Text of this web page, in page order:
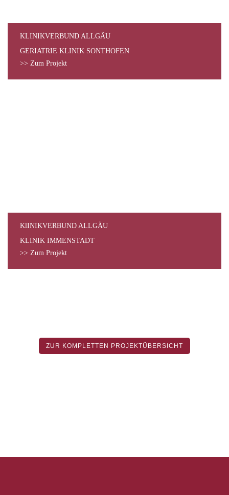
KLINIKVERBUND ALLGÄU
GERIATRIE KLINIK SONTHOFEN
>> Zum Projekt
KlINIKVERBUND ALLGÄU
KLINIK IMMENSTADT
>> Zum Projekt
ZUR KOMPLETTEN PROJEKTÜBERSICHT